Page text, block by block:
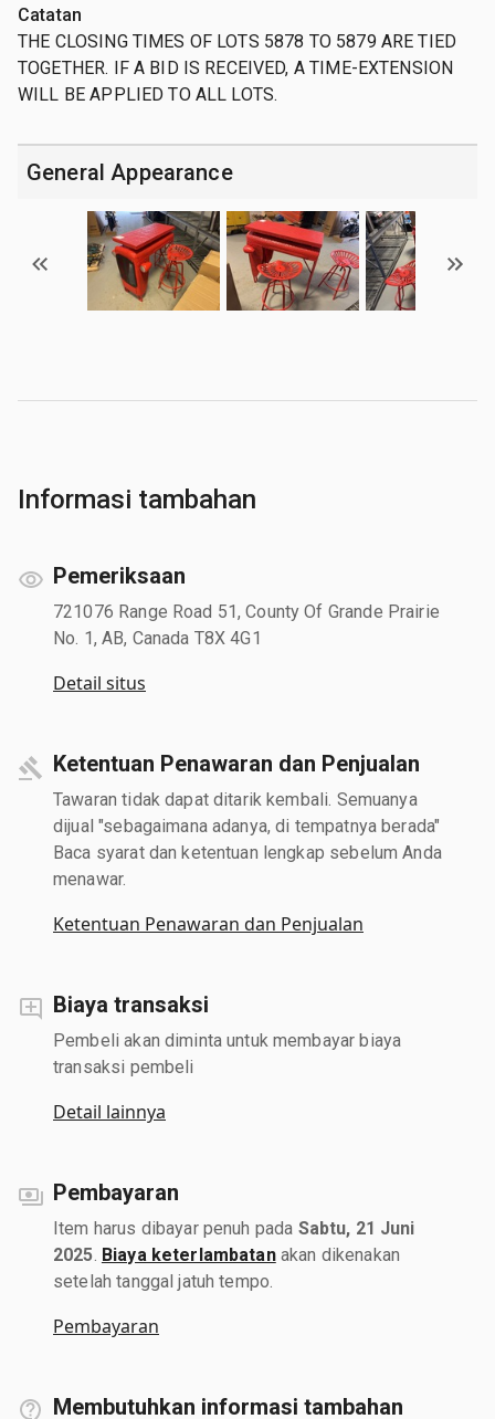
Catatan
THE CLOSING TIMES OF LOTS 5878 TO 5879 ARE TIED
TOGETHER. IF A BID IS RECEIVED, A TIME-EXTENSION
WILL BE APPLIED TO ALL LOTS.
General Appearance
Informasi tambahan
Pemeriksaan
721076 Range Road 51, County Of Grande Prairie
No. 1, AB, Canada T8X 4G1
Detail situs
Ketentuan Penawaran dan Penjualan
Tawaran tidak dapat ditarik kembali. Semuanya
dijual "sebagaimana adanya, di tempatnya berada"
Baca syarat dan ketentuan lengkap sebelum Anda
menawar.
Ketentuan Penawaran dan Penjualan
Biaya transaksi
Pembeli akan diminta untuk membayar biaya
transaksi pembeli
Detail lainnya
Pembayaran
Item harus dibayar penuh pada Sabtu, 21 Juni
2025 Biaya keterlambatanakan dikenakan
setelah tanggal jatuh tempo.
Pembayaran
Membutuhkan informasi tambahan